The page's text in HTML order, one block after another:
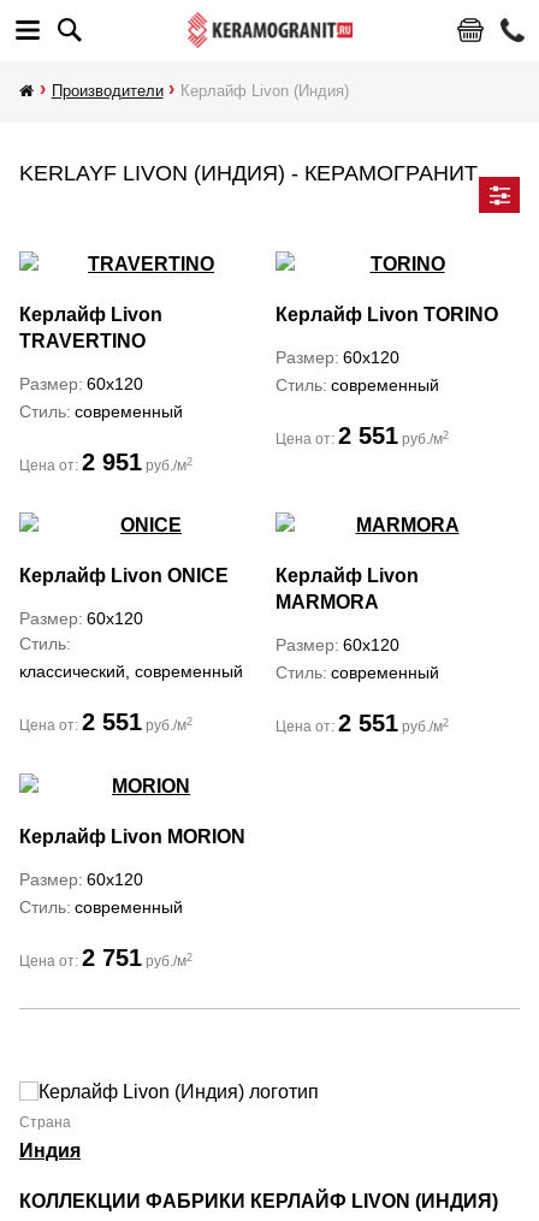
Производители Керлайф Livon (Индия)
KERLAYF LIVON (ИНДИЯ) - КЕРАМОГРАНИТ
Керлайф Livon
TRAVERTINO
Размер 60x120
Стиль современный
Цена от: 2 951 руб./м2
Керлайф Livon TORINO
Размер 60x120
Стиль современный
Цена от: 2 551 руб./м2
Керлайф Livon ONICE
Размер 60x120
Стиль
классический, современный
Цена от: 2 551 руб./м2
Керлайф Livon
MARMORA
Размер 60x120
Стиль современный
Цена от: 2 551 руб./м2
Керлайф Livon MORION
Размер 60x120
Стиль современный
Цена от: 2 751 руб./м2
Страна
Индия
КОЛЛЕКЦИИ ФАБРИКИ КЕРЛАЙФ LIVON (ИНДИЯ)